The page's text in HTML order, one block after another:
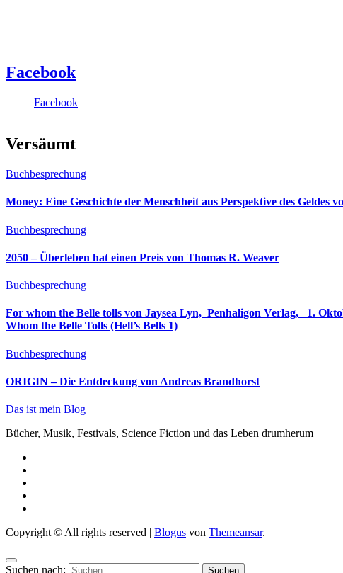
Facebook
Facebook
Versäumt
Buchbesprechung
Money: Eine Geschichte der Menschheit aus Perspektive des Geldes
Buchbesprechung
2050 – Überleben hat einen Preis von Thomas R. Weaver
Buchbesprechung
For whom the Belle tolls von Jaysea Lyn, ‎ Penhaligon Verlag, ‎ 1. Oktober 2025, ‎ Deutsche
Whom the Belle Tolls (Hell’s Bells 1)
Buchbesprechung
ORIGIN – Die Entdeckung von Andreas Brandhorst
Das ist mein Blog
Bücher, Musik, Festivals, Science Fiction und das Leben drumherum
Copyright © All rights reserved | Blogus von Themeansar.
Suchen nach: